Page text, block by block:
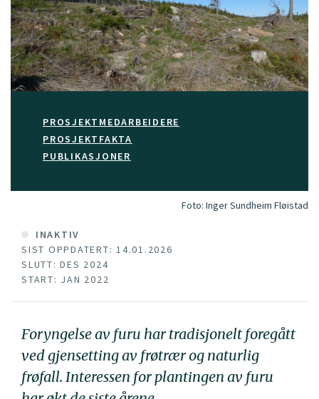
PROSJEKTMEDARBEIDERE
PROSJEKTFAKTA
PUBLIKASJONER
Foto: Inger Sundheim Fløistad
INAKTIV
SIST OPPDATERT: 14.01.2026
SLUTT: DES 2024
START: JAN 2022
Foryngelse av furu har tradisjonelt foregått
ved gjensetting av frøtrær og naturlig
frøfall. Interessen for plantingen av furu